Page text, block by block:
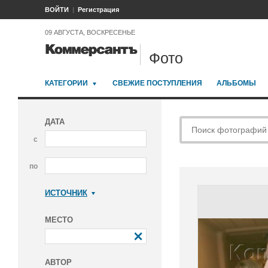
ВОЙТИ Регистрация
09 АВГУСТА, ВОСКРЕСЕНЬЕ
Фото
КАТЕГОРИИ СВЕЖИЕ ПОСТУПЛЕНИЯ АЛЬБОМЫ
ДАТА
с
по
ИСТОЧНИК
МЕСТО
АВТОР